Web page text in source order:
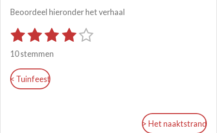
Beoordeel hieronder het verhaal
R
i
n
1
s
t
e
2
s
t
e
3
s
t
e
4 5
S
10 stemmen
< Tuinfeest
> Het naaktstrand